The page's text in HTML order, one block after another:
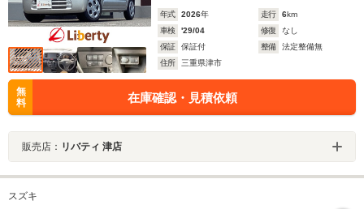
年式 2026年 走行 6km
車検
'29/04 修復
なし
保証
保証付 整備
法定整備無
住所
三重県津市
無
料
在庫確認・見積依頼
販売店： リバティ 津店
スズキ